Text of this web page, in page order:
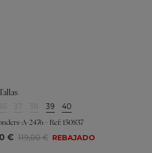
37 38 39 40
A-2476 - Ref: 150837
€ 119,00 € REBAJADO